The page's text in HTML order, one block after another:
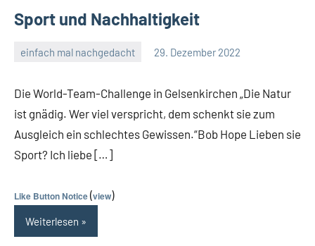
Sport und Nachhaltigkeit
einfach mal nachgedacht 29. Dezember 2022
Die World-Team-Challenge in Gelsenkirchen „Die Natur
ist gnädig. Wer viel verspricht, dem schenkt sie zum
Ausgleich ein schlechtes Gewissen.“Bob Hope Lieben sie
Sport? Ich liebe […]
Like Button Notice(view)
Weiterlesen